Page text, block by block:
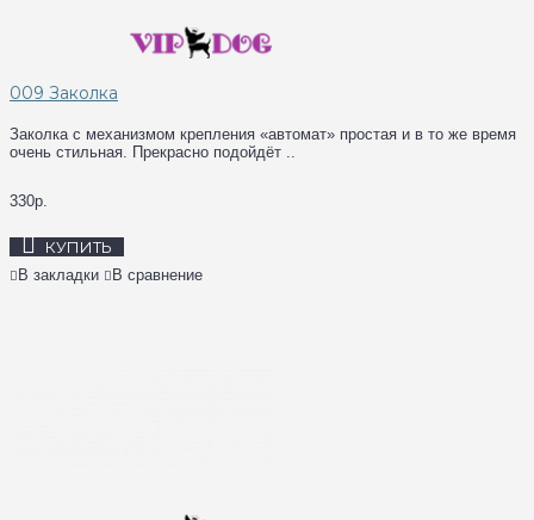
009 Заколка
Заколка с механизмом крепления «автомат» простая и в то же время
очень стильная. Прекрасно подойдёт ..
330р.
КУПИТЬ
В закладки В сравнение